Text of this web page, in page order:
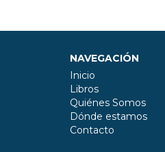
NAVEGACIÓN
Inicio
Libros
Quiénes Somos
Dónde estamos
Contacto